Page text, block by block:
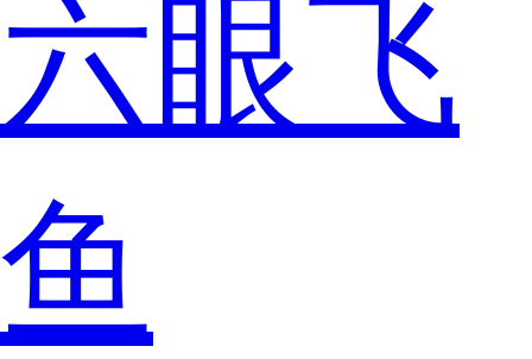
六眼飞
鱼